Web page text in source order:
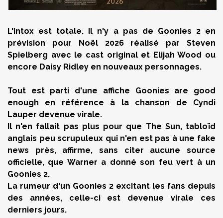
L'intox est totale. Il n'y a pas de Goonies 2 en
prévision pour Noël 2026 réalisé par Steven
Spielberg avec le cast original et Elijah Wood ou
encore Daisy Ridley en nouveaux personnages.
Tout est parti d'une affiche Goonies are good
enough en référence à la chanson de Cyndi
Lauper devenue virale.
Il n'en fallait pas plus pour que The Sun, tabloïd
anglais peu scrupuleux qui n'en est pas à une fake
news près, affirme, sans citer aucune source
officielle, que Warner a donné son feu vert à un
Goonies 2.
La rumeur d'un Goonies 2 excitant les fans depuis
des années, celle-ci est devenue virale ces
derniers jours.